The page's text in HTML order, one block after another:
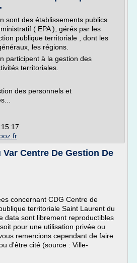
sont des établissements publics
( EPA ), gérés par les
publique territoriale , dont les
les régions.
participent à la gestion des
territoriales.
des personnels et
Centre De Gestion De
concernant CDG Centre de
territoriale Saint Laurent du
data sont librement reproductibles
pour une utilisation privée ou
remercions cependant de faire
d'être cité (source : Ville-